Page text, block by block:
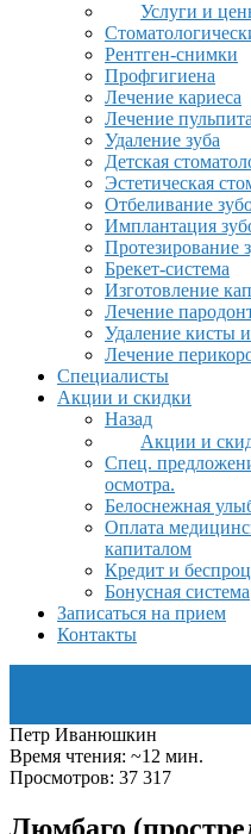
Услуги и
Рентген-снимки
Профгигиена
Лечение кариеса
Лечение
Удаление зуба
Детская
Эстетическая
Отбеливание
Имплантация
Протезирование
Брекет-система
Изготовление
Лечение
Удаление кисты
Лечение
Специалисты
Акции и скидки
Назад
Акции и
Спец.
осмотра.
Белоснежная
Оплата
капиталом
Кредит и
Бонусная система
Записаться на прием
Контакты
Петр Иванюшкин
Время чтения: ~12 мин.
Просмотров: 37 317